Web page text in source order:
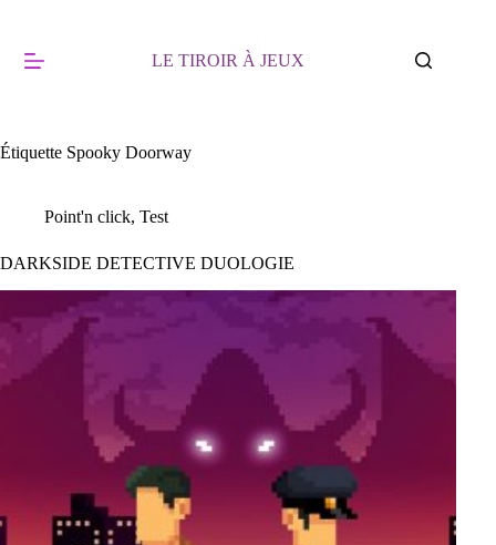
LE TIROIR À JEUX
Étiquette Spooky Doorway
Point'n click, Test
DARKSIDE DETECTIVE DUOLOGIE